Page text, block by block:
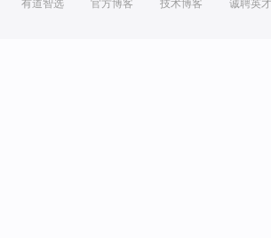
有道智选 官方博客 技术博客 诚聘英才